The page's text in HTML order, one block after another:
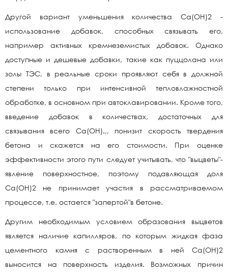
Другой вариант уменьшения количества Са(ОН)2 -
использование добавок, способных связывать его,
например активных кремнеземистых добавок. Однако
доступные и дешевые добавки, такие как пуццолана или
золы ТЭС, в реальные сроки проявляют себя в должной
степени только при интенсивной тепловлажностной
обработке, в основном при автоклавировании. Кроме того,
введение добавок в количествах, достаточных для
связывания всего Са(ОН).,, понизит скорость твердения
бетона и скажется на его стоимости. При оценке
эффективности этого пути следует учитывать, что "выцветы"-
явление поверхностное, поэтому подавляющая доля
Са(ОН)2 не принимает участия в рассматриваемом
процессе, т.е. остается "запертой"в бетоне.
Другим необходимым условием образования выцветов
является наличие капилляров, по которым жидкая фаза
цементного камня с растворенным в ней Са(ОН)2
выносится на поверхность изделия. Возможных причин